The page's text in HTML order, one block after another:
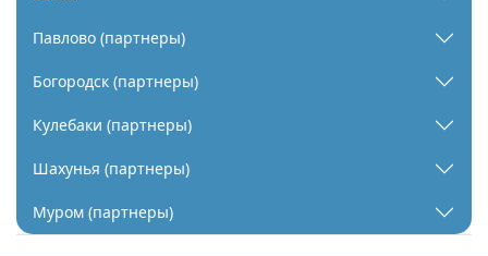
Павлово (партнеры)
Богородск (партнеры)
Кулебаки (партнеры)
Шахунья (партнеры)
Муром (партнеры)